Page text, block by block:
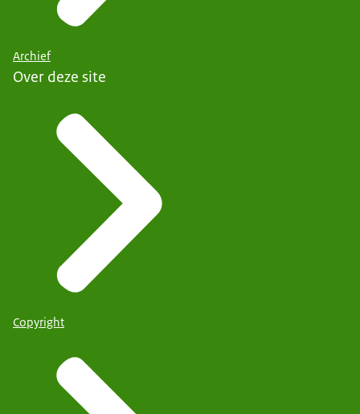
Archief
Over deze site
Copyright